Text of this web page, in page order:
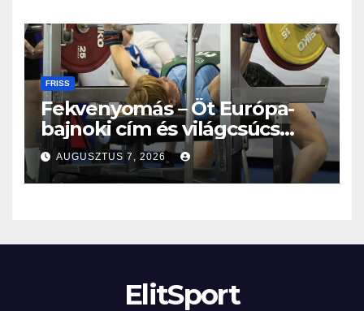
FRISS
Fekvenyomás – Öt Európa-
bajnoki cím és világcsúcs
eddig!
AUGUSZTUS 7, 2026
ElitSport